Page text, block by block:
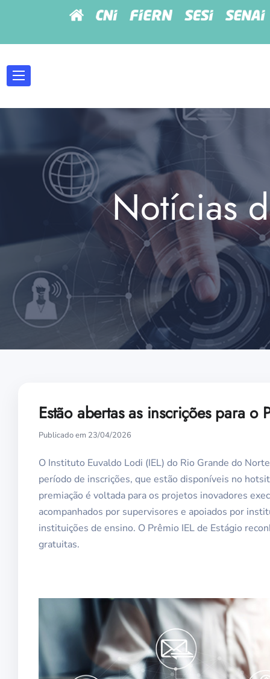
Notícias
Estão abertas as inscrições para
Publicado em 23/04/2026
O Instituto Euvaldo Lodi (IEL) do Rio Grande do
período de inscrições, que estão disponíveis no
premiação é voltada para os projetos inovadores
acompanhados por supervisores e apoiados por
instituições de ensino. O Prêmio IEL de Estágio
gratuitas.